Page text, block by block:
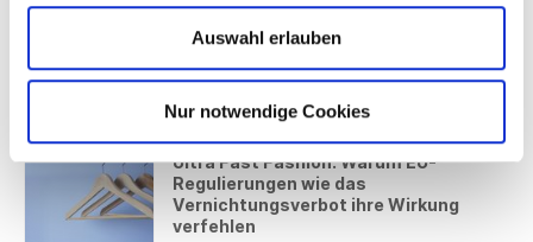
Auswahl erlauben
Nur notwendige Cookies
Modernisierungsgesetzes im Kabinett
Die Regelungen des Gesetzesentwurfs
auswirken. Unter anderem werden
Änderungen im Arbeitsplatzschutzgesetz
vorgesehen.
Ultra Fast Fashion: Warum EU-
Regulierungen wie das
Vernichtungsverbot ihre Wirkung
verfehlen